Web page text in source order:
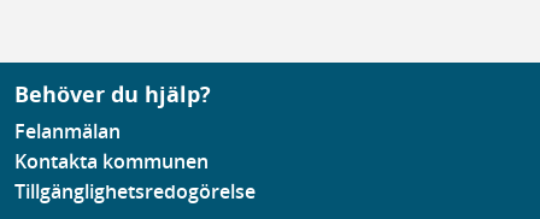
Behöver du hjälp?
Felanmälan
Kontakta kommunen
Tillgänglighetsredogörelse